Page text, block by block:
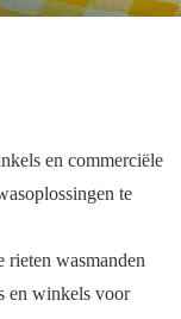
en commerciële
te
rieten wasmanden
en winkels voor